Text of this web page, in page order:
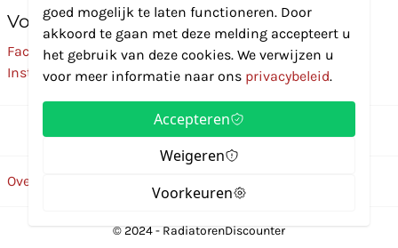
Volg Ons
Facebook
Instagram
Over ons
© 2024 - RadiatorenDiscounter
goed mogelijk te laten functioneren. Door
akkoord te gaan met deze melding accepteert u
het gebruik van deze cookies. We verwijzen u
voor meer informatie naar ons privacybeleid.
Accepteren
Weigeren
Voorkeuren